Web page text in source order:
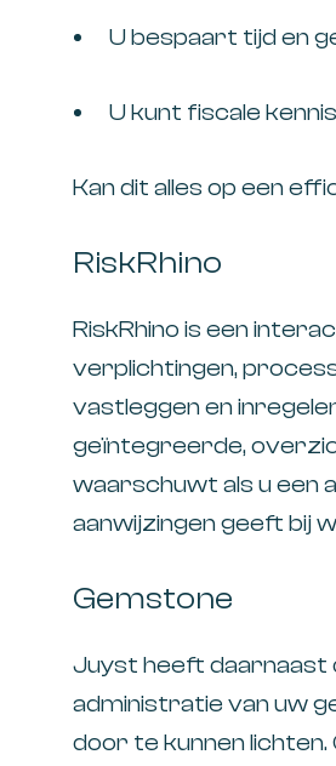
U bespaart tijd en
U kunt fiscale
Kan dit alles op een
RiskRhino
RiskRhino is een
verplichtingen,
vastleggen en
geïntegreerde,
waarschuwt als u een
aanwijzingen geeft bij
Gemstone
Juyst heeft daarnaast
administratie van uw
door te kunnen